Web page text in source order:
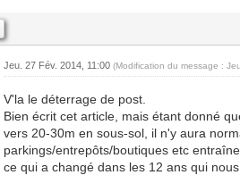
Jeu. 27 Fév. 2014, 11:00 (Modification du message :
V'la le déterrage de post.
Bien écrit cet article, mais étant donné
vers 20-30m en sous-sol, il n'y aura
parkings/entrepôts/boutiques etc
ce qui a changé dans les 12 ans qui